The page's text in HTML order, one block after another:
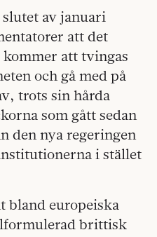
av januari
att det
att tvingas
och gå med på
trots sin hårda
som gått sedan
den nya regeringen
i stället
bland europeiska
brittisk